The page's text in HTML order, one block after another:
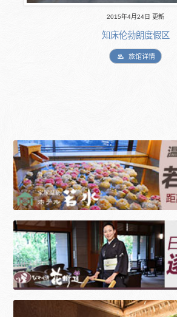
2015年4月24日 更新
知床伦勃朗度假区
旅馆详情